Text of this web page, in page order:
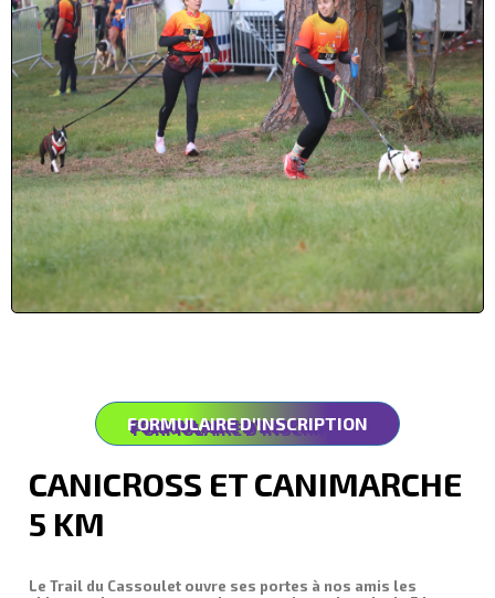
FORMULAIRE D'INSCRIPTION
CANICROSS ET CANIMARCHE
5 KM
Le Trail du Cassoulet ouvre ses portes à nos amis les